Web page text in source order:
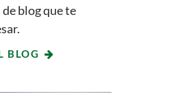
blog que te
BLOG